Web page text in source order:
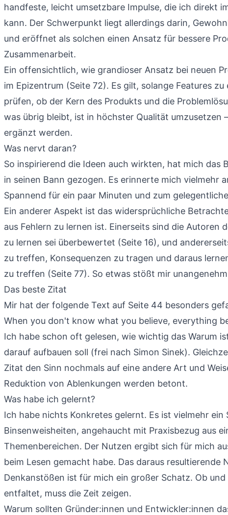
handfeste, leicht umsetzbare Impulse, die ich direkt
kann. Der Schwerpunkt liegt allerdings darin,
und eröffnet als solchen einen Ansatz für bessere
Zusammenarbeit.
Ein offensichtlich, wie grandioser Ansatz bei neuen
im Epizentrum (Seite 72). Es gilt, solange Features
prüfen, ob der Kern des Produkts und die
was übrig bleibt, ist in höchster Qualität umzusetzen
ergänzt werden.
Was nervt daran?
So inspirierend die Ideen auch wirkten, hat mich das
in seinen Bann gezogen. Es erinnerte mich vielmehr
Spannend für ein paar Minuten und zum
Ein anderer Aspekt ist das widersprüchliche
aus Fehlern zu lernen ist. Einerseits sind die Autoren
zu lernen sei überbewertet (Seite 16), und
zu treffen, Konsequenzen zu tragen und daraus
zu treffen (Seite 77). So etwas stößt mir
Das beste Zitat
Mir hat der folgende Text auf Seite 44 besonders
When you don't know what you believe, everything
Ich habe schon oft gelesen, wie wichtig das Warum
darauf aufbauen soll (frei nach Simon Sinek).
Zitat den Sinn nochmals auf eine andere Art und
Reduktion von Ablenkungen werden betont.
Was habe ich gelernt?
Ich habe nichts Konkretes gelernt. Es ist vielmehr ein
Binsenweisheiten, angehaucht mit Praxisbezug aus
Themenbereichen. Der Nutzen ergibt sich für mich
beim Lesen gemacht habe. Das daraus resultierende
Denkanstößen ist für mich ein großer Schatz. Ob
entfaltet, muss die Zeit zeigen.
Warum sollten Gründer:innen und Entwickler:innen